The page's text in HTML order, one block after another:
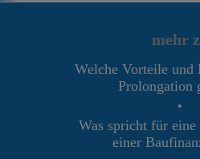
mehr
Welche Vorteile und
Prolongation
•
Was spricht für
einer